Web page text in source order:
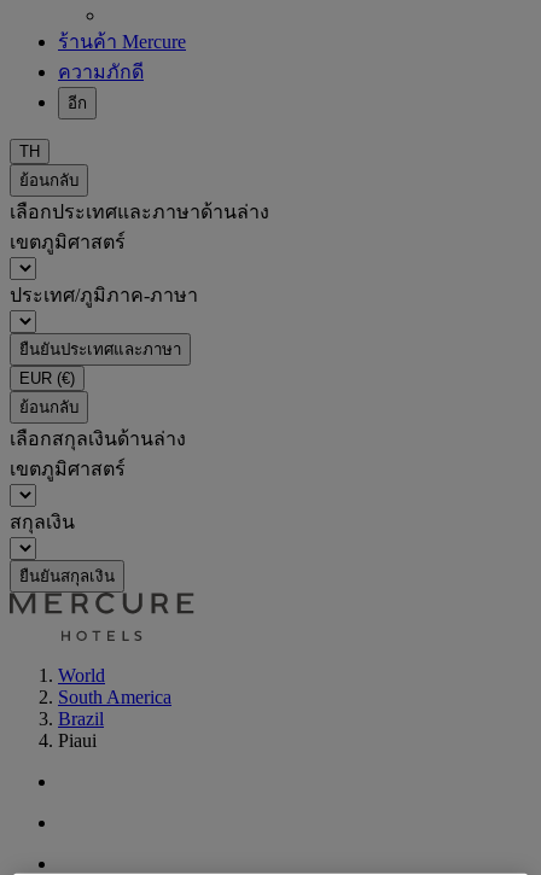
ร้านค้า Mercure
ความภักดี
อีก
TH
ย้อนกลับ
เลือกประเทศและภาษาด้านล่าง
เขตภูมิศาสตร์
ประเทศ/ภูมิภาค-ภาษา
ยืนยันประเทศและภาษา
EUR (€)
ย้อนกลับ
เลือกสกุลเงินด้านล่าง
เขตภูมิศาสตร์
สกุลเงิน
ยืนยันสกุลเงิน
World
South America
Brazil
Piaui